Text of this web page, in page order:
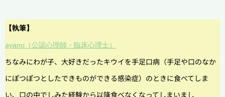
【執筆】
ayano（公認心理師・臨床心理士）
ちなみにわが子、大好きだったキウイを手足口病（手足や口のなか
にぽつぽつとしたできものができる感染症）のときに食べてしま
い、口の中でしみた経験から以降食べなくなってしまいまし